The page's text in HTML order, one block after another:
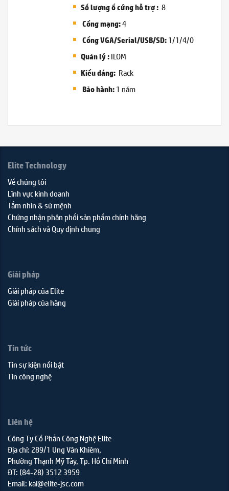
Số lượng ổ cứng hỗ trợ: 8
Cổng mạng:4
Cổng VGA/Serial/USB/SD:1/1/4/0
Quản lý:ILOM
Kiểu dáng: Rack
Bảo hành:1 năm
Elite Technology
Về chúng tôi
Lĩnh vực kinh doanh
Tầm nhìn & sứ mệnh
Chứng nhận phân phối sản phẩm chính hãng
Chính sách và Quy định chung
Giải pháp
Giải pháp của Elite
Giải pháp của hãng
Tin tức
Tin sự kiện nổi bật
Tin công nghệ
Liên hệ
Công Ty Cổ Phần Công Nghệ Elite
Địa chỉ: 289/1 Ung Văn Khiêm,
Phường Thạnh Mỹ Tây, Tp. Hồ Chí Minh
ĐT: (84-28) 3512 3959
Email: kai@elite-jsc.com